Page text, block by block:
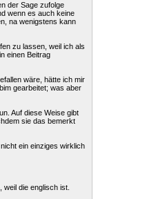
der Sage zufolge
wenn es auch keine
na wenigstens kann
zu lassen, weil ich als
einen Beitrag
wäre, hätte ich mir
gearbeitet; was aber
Auf diese Weise gibt
sie das bemerkt
ein einziges wirklich
die englisch ist.